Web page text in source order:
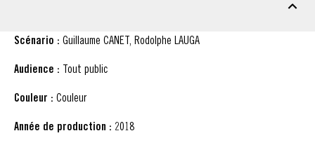
Scénario : Guillaume CANET, Rodolphe LAUGA
Audience : Tout public
Couleur : Couleur
Année de production : 2018